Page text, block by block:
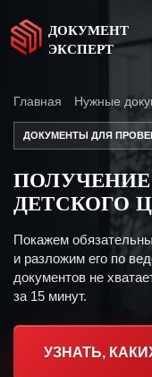
ДОКУМЕНТ
ЭКСПЕРТ
Главная Нужные
ДОКУМЕНТЫ ДЛЯ
ДЕТСКОГО
Покажем
и разложим его по
документов не
за 15 минут.
УЗНАТЬ,